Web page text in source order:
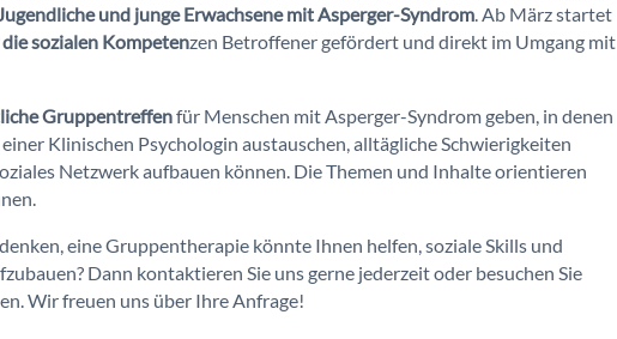
und junge Erwachsene mit Asperger-Syndrom. Ab März startet
sozialen Kompetenzen Betroffener gefördert und direkt im Umgang mit
Gruppentreffenfür Menschen mit Asperger-Syndrom geben, in denen
Klinischen Psychologin austauschen, alltägliche Schwierigkeiten
Netzwerk aufbauen können. Die Themen und Inhalte orientieren
eine Gruppentherapie könnte Ihnen helfen, soziale Skills und
Dann kontaktieren Sie uns gerne jederzeit oder besuchen Sie
Wir freuen uns über Ihre Anfrage!